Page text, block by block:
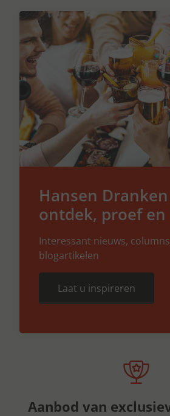
Hansen
ontdek, proef en
Interessant nieuws,
blogartikelen
Laat u inspireren
Aanbod van